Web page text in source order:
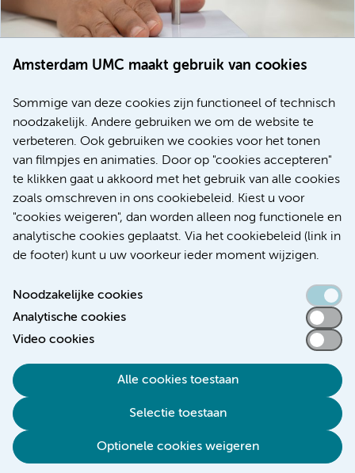
Amsterdam UMC maakt gebruik van cookies
Sommige van deze cookies zijn functioneel of technisch
noodzakelijk. Andere gebruiken we om de website te
verbeteren. Ook gebruiken we cookies voor het tonen
van filmpjes en animaties. Door op "cookies accepteren"
te klikken gaat u akkoord met het gebruik van alle cookies
zoals omschreven in ons cookiebeleid. Kiest u voor
"cookies weigeren", dan worden alleen nog functionele en
analytische cookies geplaatst. Via het cookiebeleid (link in
de footer) kunt u uw voorkeur ieder moment wijzigen.
Noodzakelijke cookies
Analytische cookies
Video cookies
Alle cookies toestaan
Selectie toestaan
Optionele cookies weigeren
voor patiënten met alvleesklierkanker verbeteren
Meer
Toegankelijkheidsverklaring
Algemene privacyverklaring